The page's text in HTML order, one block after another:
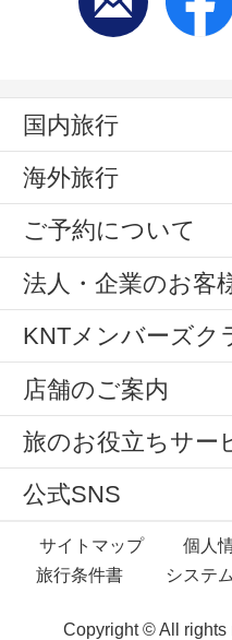
国内旅行
海外旅行
ご予約について
法人・企業のお客
KNTメンバーズク
店舗のご案内
旅のお役立ちサー
公式SNS
サイトマップ 個人
旅行条件書
システ
Copyright © All rights